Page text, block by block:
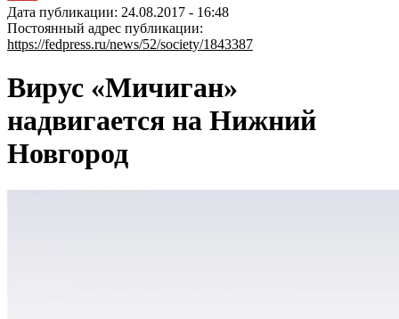
Дата публикации: 24.08.2017 - 16:48
Постоянный адрес публикации:
https://fedpress.ru/news/52/society/1843387
Вирус «Мичиган»
надвигается на Нижний
Новгород